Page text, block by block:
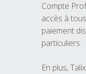
Compte
accès à
paiement
particuliers.
En plus,